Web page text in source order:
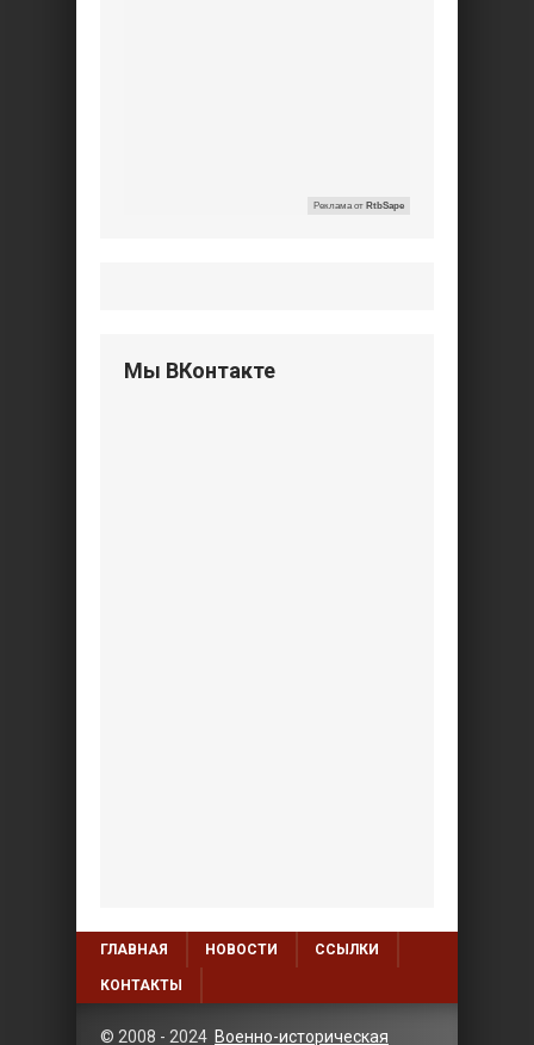
Реклама от RtbSape
Мы ВКонтакте
ГЛАВНАЯ НОВОСТИ ССЫЛКИ
КОНТАКТЫ
© 2008 - 2024 Военно-историческая